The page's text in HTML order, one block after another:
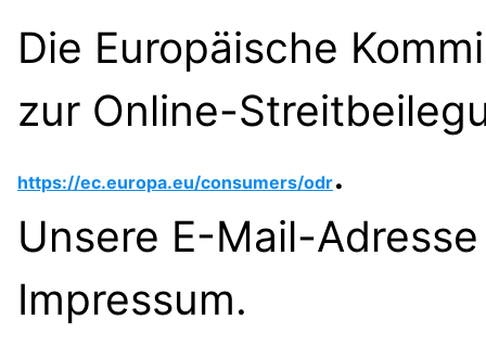
Die Europäische
zur Online-
https://ec.europa.eu/consumers/odr.
Unsere E-Mail-
Impressum.